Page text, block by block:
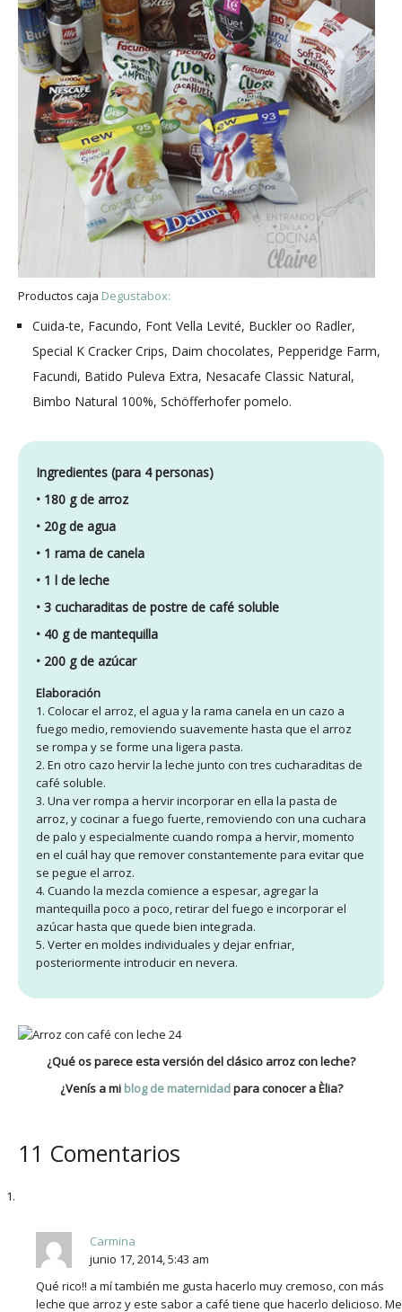
Productos caja Degustabox:
Cuida-te, Facundo, Font Vella Levité, Buckler oo Radler,
Special K Cracker Crips, Daim chocolates, Pepperidge Farm,
Facundi, Batido Puleva Extra, Nesacafe Classic Natural,
Bimbo Natural 100%, Schöfferhofer pomelo.
Ingredientes (para 4 personas)
• 180 g de arroz
• 20g de agua
• 1 rama de canela
• 1 l de leche
• 3 cucharaditas de postre de café soluble
• 40 g de mantequilla
• 200 g de azúcar
Elaboración
1. Colocar el arroz, el agua y la rama canela en un cazo a
fuego medio, removiendo suavemente hasta que el arroz
se rompa y se forme una ligera pasta.
2. En otro cazo hervir la leche junto con tres cucharaditas de
café soluble.
3. Una ver rompa a hervir incorporar en ella la pasta de
arroz, y cocinar a fuego fuerte, removiendo con una cuchara
de palo y especialmente cuando rompa a hervir, momento
en el cuál hay que remover constantemente para evitar que
se pegue el arroz.
4. Cuando la mezcla comience a espesar, agregar la
mantequilla poco a poco, retirar del fuego e incorporar el
azúcar hasta que quede bien integrada.
5. Verter en moldes individuales y dejar enfriar,
posteriormente introducir en nevera.
¿Qué os parece esta versión del clásico arroz con leche?
¿Venís a mi blog de maternidadpara conocer a Èlia?
11 Comentarios
Carmina
junio 17, 2014, 5:43 am
Qué rico!! a mí también me gusta hacerlo muy cremoso, con más
leche que arroz y este sabor a café tiene que hacerlo delicioso. Me